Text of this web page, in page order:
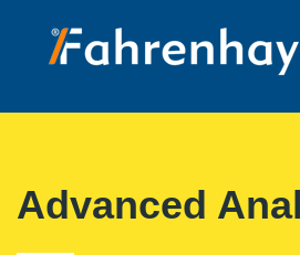
Advanced